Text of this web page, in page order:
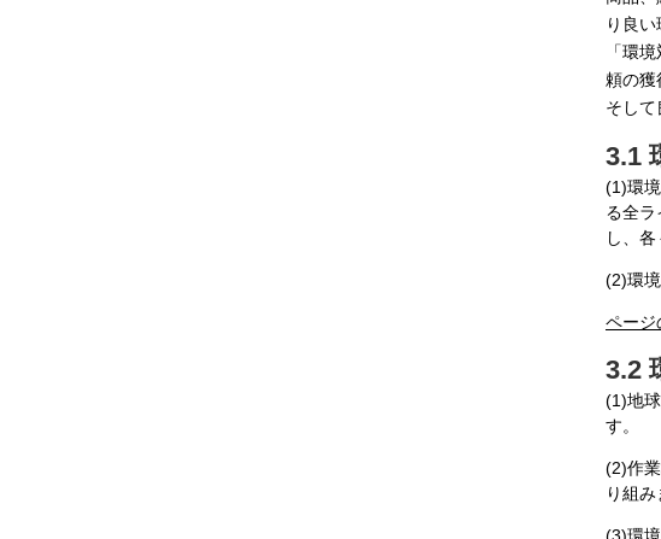
り良
「環
頼の獲
そして
3.1
(1)環
る全
し、各
(2)環
ページ
3.2
(1)地
す。
(2)作
り組み